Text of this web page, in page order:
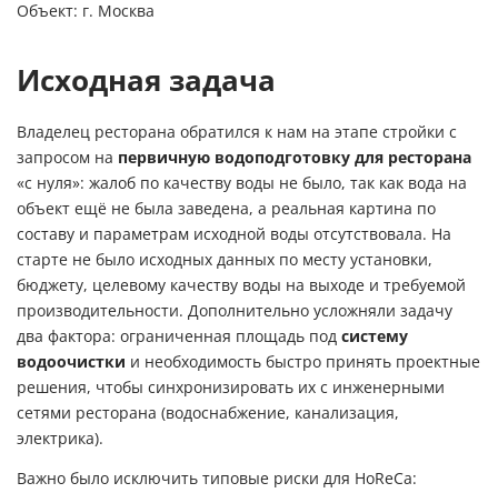
Объект: г. Москва
Исходная задача
Владелец ресторана обратился к нам на этапе стройки с
запросом на первичную водоподготовку для ресторана
«с нуля»: жалоб по качеству воды не было, так как вода на
объект ещё не была заведена, а реальная картина по
составу и параметрам исходной воды отсутствовала. На
старте не было исходных данных по месту установки,
бюджету, целевому качеству воды на выходе и требуемой
производительности. Дополнительно усложняли задачу
два фактора: ограниченная площадь под систему
водоочистки и необходимость быстро принять проектные
решения, чтобы синхронизировать их с инженерными
сетями ресторана (водоснабжение, канализация,
электрика).
Важно было исключить типовые риски для HoReCa: